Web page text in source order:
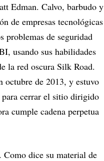
Edman. Calvo, barbudo y
de empresas tecnológicas
problemas de seguridad
usando sus habilidades
la red oscura Silk Road.
octubre de 2013, y estuvo
cerrar el sitio dirigido
cumple cadena perpetua
dice su material de